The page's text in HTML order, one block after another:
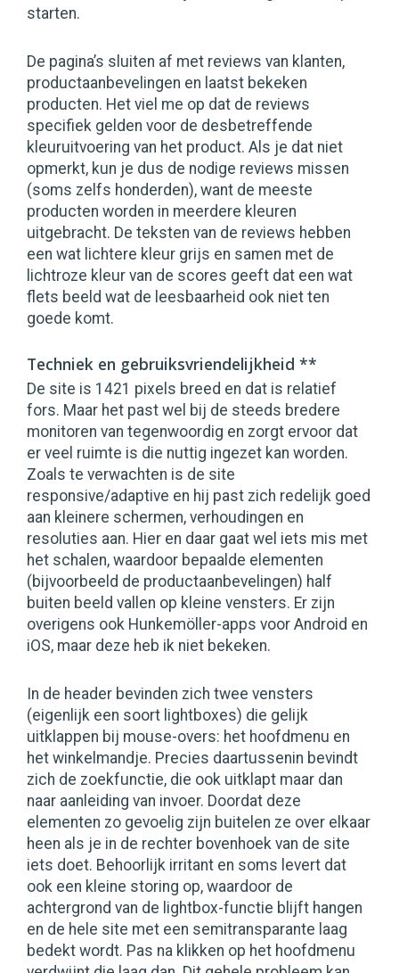
starten.
De pagina’s sluiten af met reviews van klanten,
productaanbevelingen en laatst bekeken
producten. Het viel me op dat de reviews
specifiek gelden voor de desbetreffende
kleuruitvoering van het product. Als je dat niet
opmerkt, kun je dus de nodige reviews missen
(soms zelfs honderden), want de meeste
producten worden in meerdere kleuren
uitgebracht. De teksten van de reviews hebben
een wat lichtere kleur grijs en samen met de
lichtroze kleur van de scores geeft dat een wat
flets beeld wat de leesbaarheid ook niet ten
goede komt.
Techniek en gebruiksvriendelijkheid **
De site is 1421 pixels breed en dat is relatief
fors. Maar het past wel bij de steeds bredere
monitoren van tegenwoordig en zorgt ervoor dat
er veel ruimte is die nuttig ingezet kan worden.
Zoals te verwachten is de site
responsive/adaptive en hij past zich redelijk goed
aan kleinere schermen, verhoudingen en
resoluties aan. Hier en daar gaat wel iets mis met
het schalen, waardoor bepaalde elementen
(bijvoorbeeld de productaanbevelingen) half
buiten beeld vallen op kleine vensters. Er zijn
overigens ook Hunkemöller-apps voor Android en
iOS, maar deze heb ik niet bekeken.
In de header bevinden zich twee vensters
(eigenlijk een soort lightboxes) die gelijk
uitklappen bij mouse-overs: het hoofdmenu en
het winkelmandje. Precies daartussenin bevindt
zich de zoekfunctie, die ook uitklapt maar dan
naar aanleiding van invoer. Doordat deze
elementen zo gevoelig zijn buitelen ze over elkaar
heen als je in de rechter bovenhoek van de site
iets doet. Behoorlijk irritant en soms levert dat
ook een kleine storing op, waardoor de
achtergrond van de lightbox-functie blijft hangen
en de hele site met een semitransparante laag
bedekt wordt. Pas na klikken op het hoofdmenu